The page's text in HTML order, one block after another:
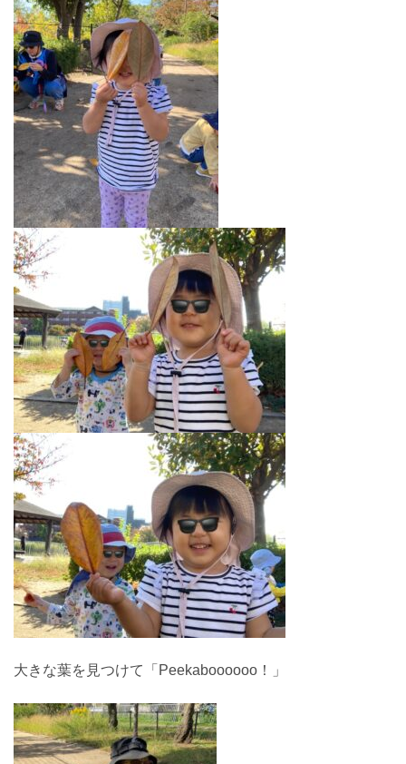
大きな葉を見つけて「Peekaboooooo！」